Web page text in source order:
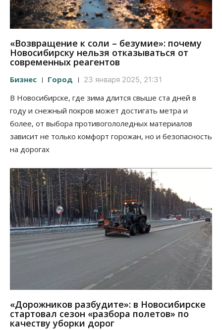
«Возвращение к соли – безумие»: почему
Новосибирску нельзя отказываться от
современных реагентов
Бизнес Город 23 января 2025, 21:31
В Новосибирске, где зима длится свыше ста дней в
году и снежный покров может достигать метра и
более, от выбора противогололедных материалов
зависит не только комфорт горожан, но и безопасность
на дорогах
«Дорожников разбудите»: в Новосибирске
стартовал сезон «разбора полетов» по
качеству уборки дорог